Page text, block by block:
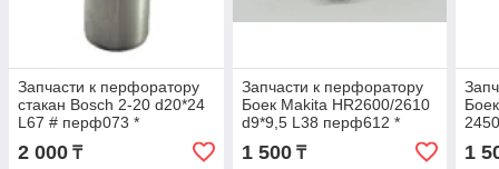
Запчасти к перфоратору
стакан Bosch 2-20 d20*24
L67 # перф073 *
2 000 ₸
Запчасти к перфоратору
Боек Makita HR2600/2610
d9*9,5 L38 перф612 *
1 500₸ 1